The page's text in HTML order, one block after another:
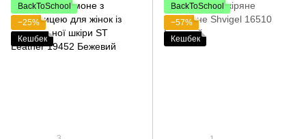
BackToSchool
−25%
Кешбек
BackToSchool
−57%
Кешбек